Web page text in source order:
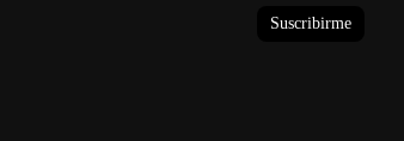
Suscribirme